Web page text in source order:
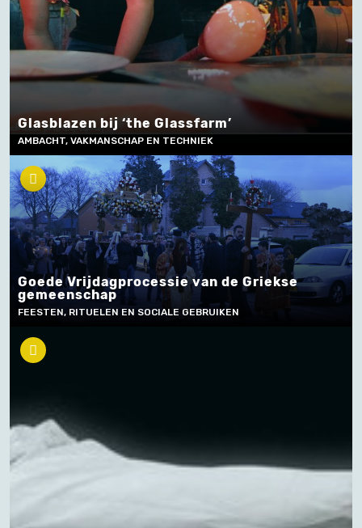
Glasblazen bij ‘the Glassfarm’
AMBACHT, VAKMANSCHAP EN TECHNIEK
Goede Vrijdagprocessie van de Griekse
gemeenschap
FEESTEN, RITUELEN EN SOCIALE GEBRUIKEN